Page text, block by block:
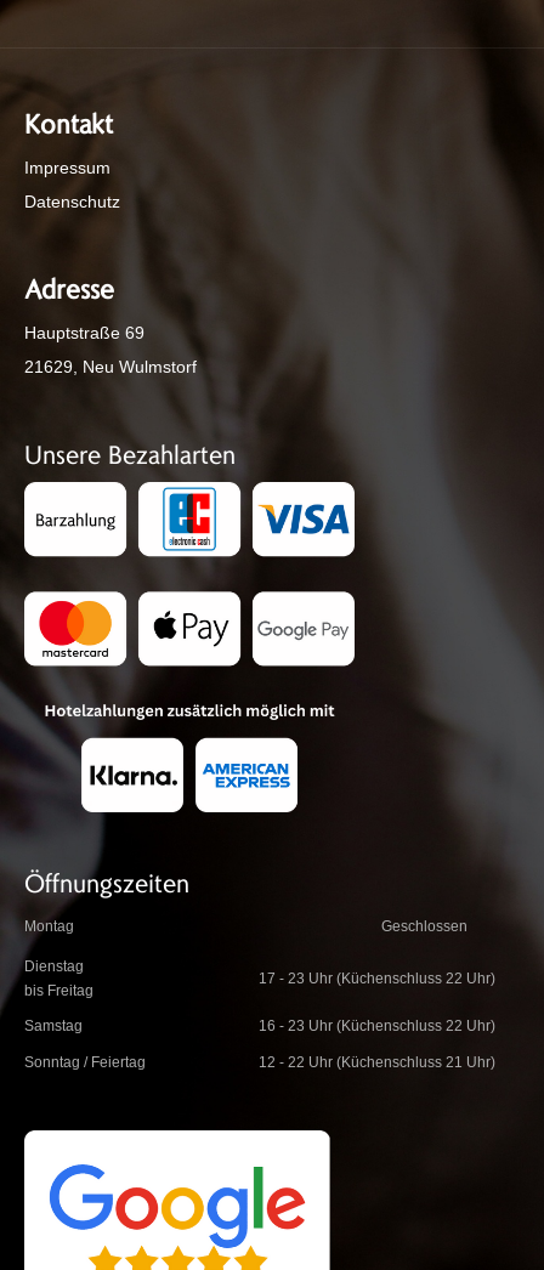
Kontakt
Impressum
Datenschutz
Adresse
Hauptstraße 69
21629, Neu Wulmstorf
Unsere Bezahlarten
Öffnungszeiten
Montag Geschlossen
Dienstag
bis Freitag
17 - 23 Uhr (Küchenschluss 22 Uhr)
Samstag 16 - 23 Uhr (Küchenschluss 22 Uhr)
Sonntag / Feiertag 12 - 22 Uhr (Küchenschluss 21 Uhr)